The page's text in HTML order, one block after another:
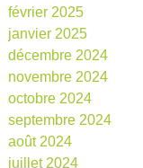
février 2025
janvier 2025
décembre 2024
novembre 2024
octobre 2024
septembre 2024
août 2024
juillet 2024